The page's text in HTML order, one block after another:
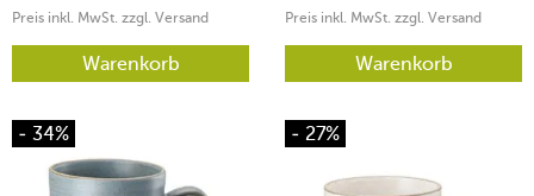
Preis inkl. MwSt. zzgl. Versand
Warenkorb
Preis inkl. MwSt. zzgl. Versand
Warenkorb
- 34% - 27%